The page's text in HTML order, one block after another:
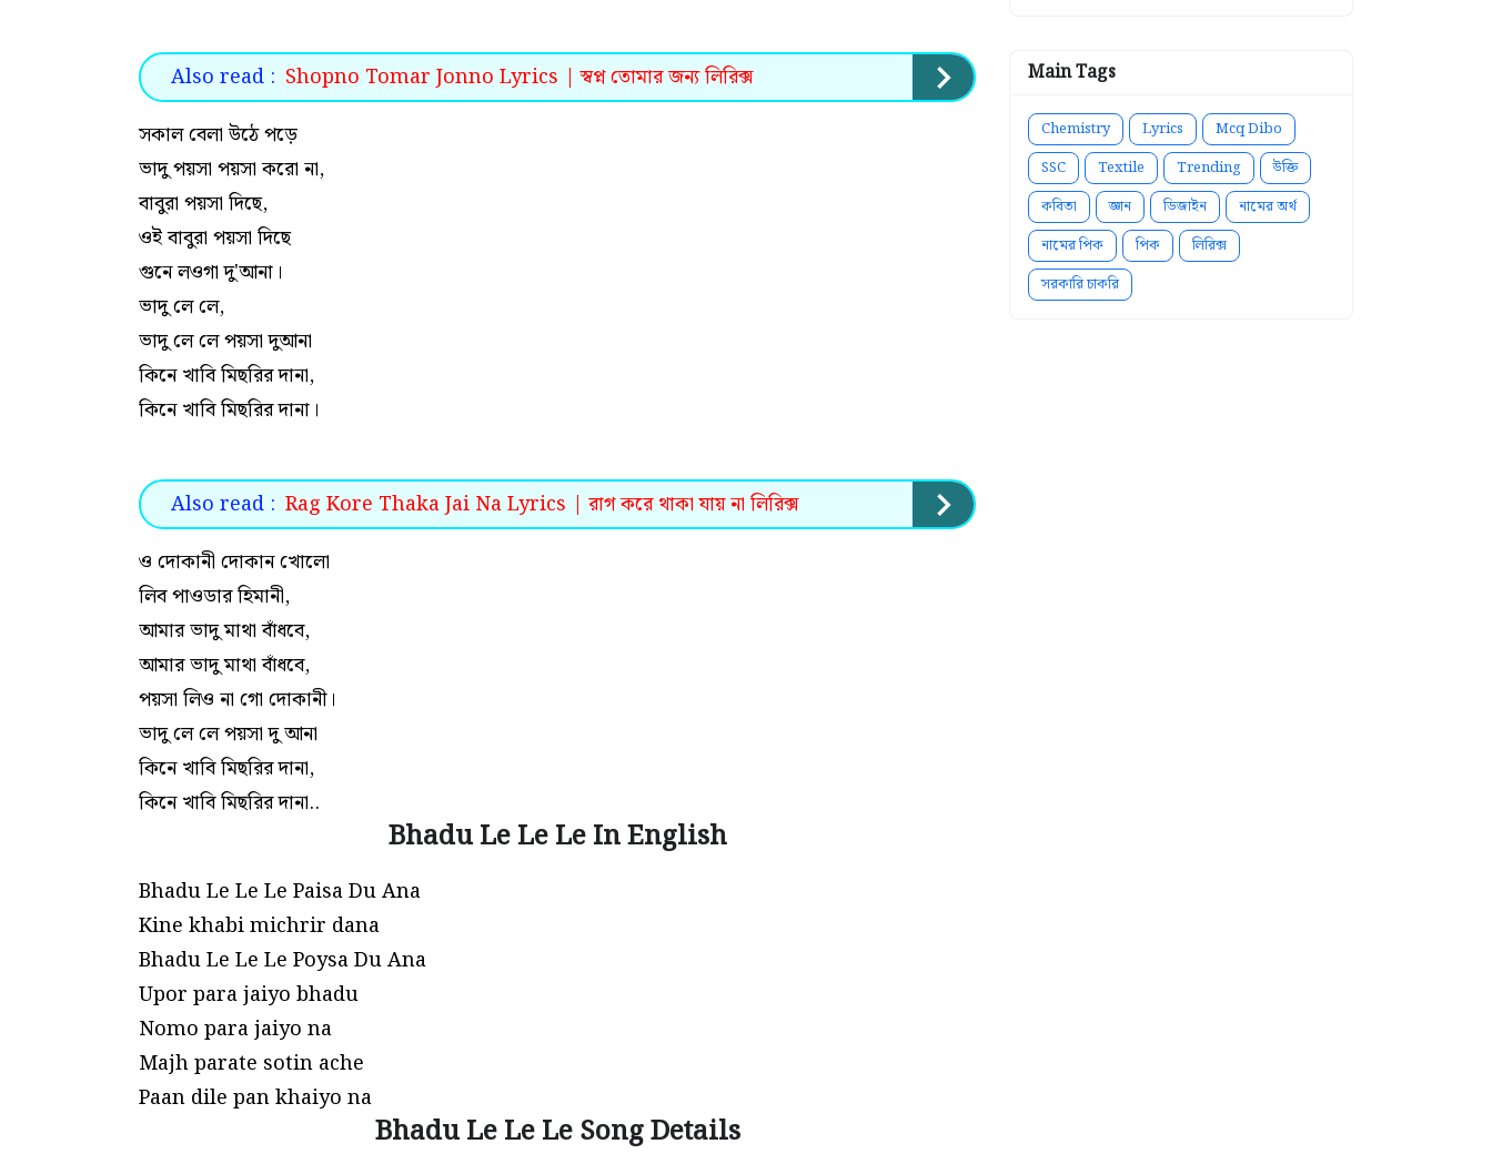
Also read : Shopno Tomar Jonno Lyrics | স্বপ্ন তোমার জন্য লিরিক্স
সকাল বেলা উঠে পড়ে
ভাদু পয়সা পয়সা করো না,
বাবুরা পয়সা দিছে,
ওই বাবুরা পয়সা দিছে
গুনে লওগা দু'আনা।
ভাদু লে লে,
ভাদু লে লে পয়সা দুআনা
কিনে খাবি মিছরির দানা,
কিনে খাবি মিছরির দানা।
Also read : Rag Kore Thaka Jai Na Lyrics | রাগ করে থাকা যায় না লিরিক্স
ও দোকানী দোকান খোলো
লিব পাওডার হিমানী,
আমার ভাদু মাথা বাঁধবে,
আমার ভাদু মাথা বাঁধবে,
পয়সা লিও না গো দোকানী।
ভাদু লে লে পয়সা দু আনা
কিনে খাবি মিছরির দানা,
কিনে খাবি মিছরির দানা..
Bhadu Le Le Le In English
Bhadu Le Le Le Paisa Du Ana
Kine khabi michrir dana
Bhadu Le Le Le Poysa Du Ana
Upor para jaiyo bhadu
Nomo para jaiyo na
Majh parate sotin ache
Paan dile pan khaiyo na
Bhadu Le Le Le Song Details
Main Tags
Chemistry Lyrics
Mcq Dibo
SSC
Textile Trending
উক্তি
কবিতা
জ্ঞান ডিজাইন
নামের অর্থ
নামের পিক
পিক
লিরিক্স
সরকারি চাকরি